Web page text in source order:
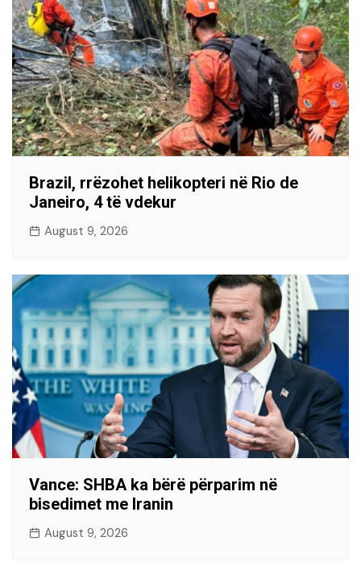
Brazil, rrëzohet helikopteri në Rio de
Janeiro, 4 të vdekur
August 9, 2026
Vance: SHBA ka bërë përparim në
bisedimet me Iranin
August 9, 2026